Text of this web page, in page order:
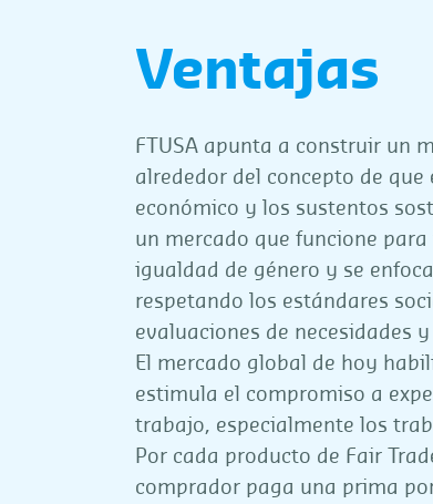
Ventajas
FTUSA apunta a construir un
alrededor del concepto de
económico y los sustentos
un mercado que funcione
igualdad de género y se
respetando los estándares
evaluaciones de necesidades
El mercado global de hoy
estimula el compromiso a
trabajo, especialmente los
Por cada producto de Fair
comprador paga una prima